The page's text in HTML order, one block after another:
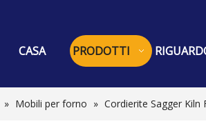
CASA PRODOTTI
» Mobili per forno » Cordierite Sagger Kiln